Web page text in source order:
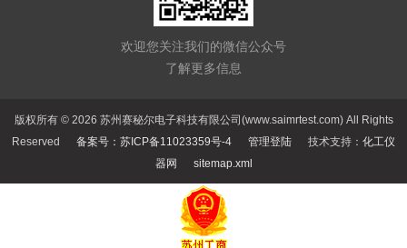
欢迎您关注我们的微信公众号
了解更多信息
版权所有 © 2026 苏州赛秘尔电子科技有限公司(www.saimrtest.com) All Rights
Reserved 备案号：苏ICP备11023359号-4 管理登陆 技术支持： 化工仪
器网
sitemap.xml